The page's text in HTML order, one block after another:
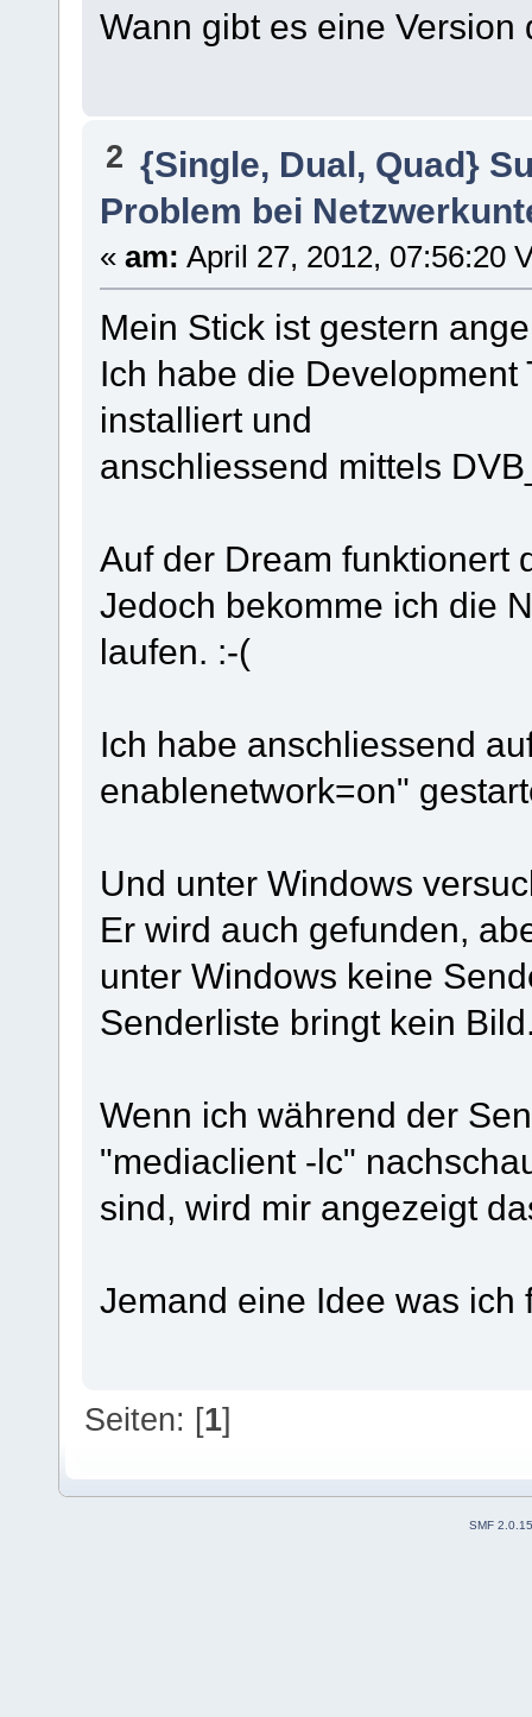
Wann gibt es eine
2 {Single, Dual, Quad}
Problem bei
« am: April 27, 2012, 07:56:20
Mein Stick ist gestern
Ich habe die
installiert und
anschliessend mittels
Auf der Dream funktionert
Jedoch bekomme ich die
laufen. :-(
Ich habe anschliessend
enablenetwork=on"
Und unter Windows
Er wird auch gefunden,
unter Windows keine
Senderliste bringt kein
Wenn ich während der
"mediaclient -lc"
sind, wird mir angezeigt
Jemand eine Idee was ich
Seiten: [1]
SMF 2.0.15